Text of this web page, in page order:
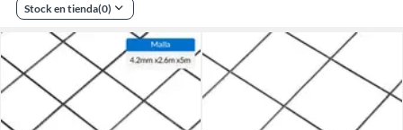
Stock en tienda(0)